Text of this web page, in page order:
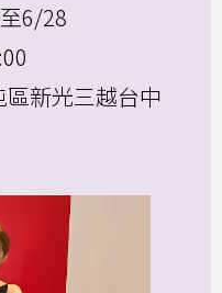
6/28
區新光三越台中